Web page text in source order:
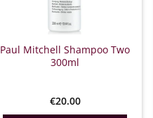
Paul Mitchell Shampoo Two
300ml
€20.00